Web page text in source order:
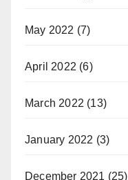
May 2022 (7)
April 2022 (6)
March 2022 (13)
January 2022 (3)
December 2021 (25)